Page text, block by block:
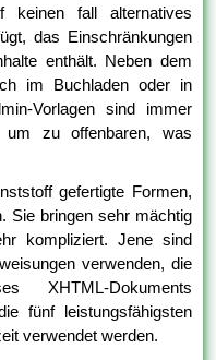
keinen fall alternatives
das Einschränkungen
enthält. Neben dem
im Buchladen oder in
Vorlagen sind immer
um zu offenbaren, was
gefertigte Formen,
Sie bringen sehr mächtig
kompliziert. Jene sind
verwenden, die
XHTML-Dokuments
fünf leistungsfähigsten
verwendet werden.